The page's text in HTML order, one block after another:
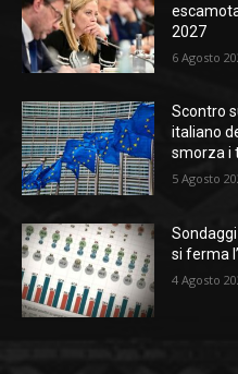
2027
6 Agosto
Scontro
italiano
smorza i
5 Agosto
si ferma
4 Agosto